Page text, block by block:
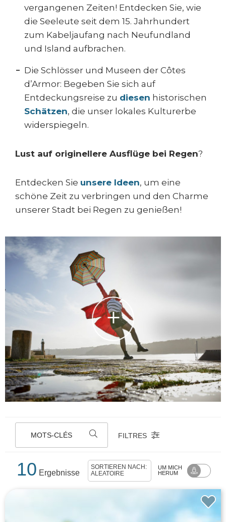
vergangenen Zeiten! Entdecken Sie, wie
die Seeleute seit dem 15. Jahrhundert
zum Kabeljaufang nach Neufundland
und Island aufbrachen.
Die Schlösser und Museen der Côtes
d’Armor: Begeben Sie sich auf
Entdeckungsreise zu diesen historischen
Schätzen, die unser lokales Kulturerbe
widerspiegeln.
Lust auf originellere Ausflüge bei Regen?
Entdecken Sie unsere Ideen, um eine
schöne Zeit zu verbringen und den Charme
unserer Stadt bei Regen zu genießen!
MOTS-CLÉS FILTRES
10 Ergebnisse
SORTIEREN NACH:
ALÉATOIRE
UM MICH
HERUM